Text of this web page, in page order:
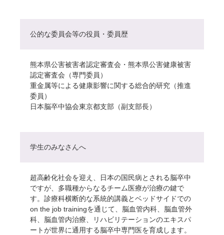
公的な委員会等の役員・委員歴
熊本県公害被害者認定審査会・熊本県公害健康被害
認定審査会（専門委員）
重金属等による健康影響に関する総合的研究（推進
委員）
日本脳卒中協会東京都支部（副支部長）
学生のみなさんへ
超高齢化社会を迎え、日本の国民病とされる脳卒中
ですが、多職種からなるチーム医療が治療の鍵で
す。診療科横断的な系統的講義とベッドサイドでの
on the job trainingを通じて、脳血管内科、脳血管外
科、脳血管内治療、リハビリテーションのエキスパ
ートが世界に通用する脳卒中専門医を育成します。